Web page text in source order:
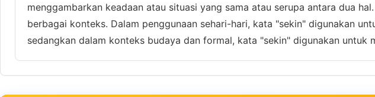
menggambarkan keadaan atau situasi yang sama atau serupa antara dua
berbagai konteks. Dalam penggunaan sehari-hari, kata "sekin" digunakan
sedangkan dalam konteks budaya dan formal, kata "sekin" digunakan untuk